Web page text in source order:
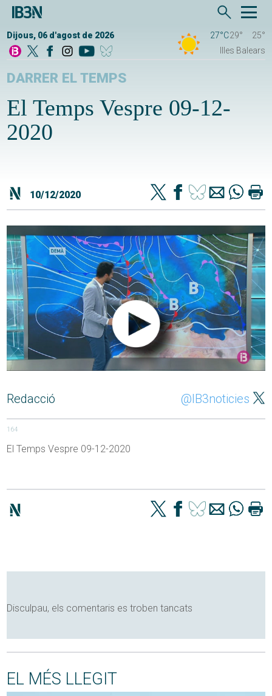
Dijous, 06 d'agost de 2026 27°C29°
25°
Illes Balears
DARRER EL TEMPS
El Temps Vespre 09-12-
2020
10/12/2020
Redacció @IB3noticies
164
El Temps Vespre 09-12-2020
Disculpau, els comentaris es troben tancats
EL MÉS LLEGIT